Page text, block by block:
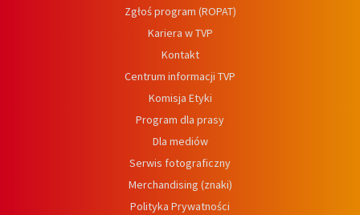
Zgłoś program (ROPAT)
Kariera w TVP
Kontakt
Centrum informacji TVP
Komisja Etyki
Program dla prasy
Dla mediów
Serwis fotograficzny
Merchandising (znaki)
Polityka Prywatności